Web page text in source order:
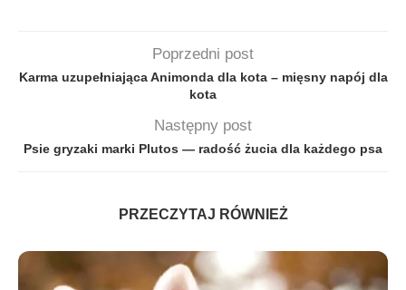
Poprzedni post
Karma uzupełniająca Animonda dla kota – mięsny napój dla
kota
Następny post
Psie gryzaki marki Plutos — radość żucia dla każdego psa
PRZECZYTAJ RÓWNIEŻ